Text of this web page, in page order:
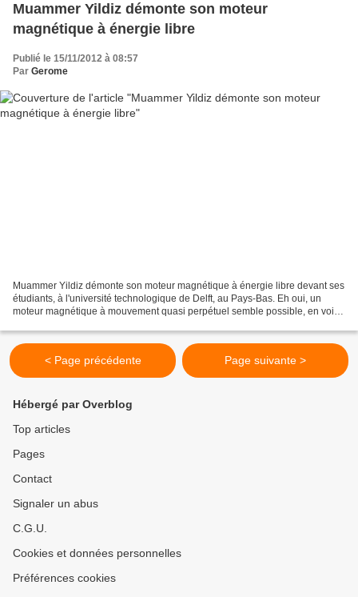
Muammer Yildiz démonte son moteur
magnétique à énergie libre
Publié le 15/11/2012 à 08:57
Par Gerome
Muammer Yildiz démonte son moteur magnétique à énergie libre devant ses
étudiants, à l'université technologique de Delft, au Pays-Bas. Eh oui, un
moteur magnétique à mouvement quasi perpétuel semble possible, en voici
< Page précédente Page suivante >
Hébergé par Overblog
Top articles
Pages
Contact
Signaler un abus
C.G.U.
Cookies et données personnelles
Préférences cookies